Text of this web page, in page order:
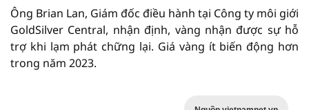
Ông Brian Lan, Giám đốc điều hành tại Công ty môi giới
GoldSilver Central, nhận định, vàng nhận được sự hỗ
trợ khi lạm phát chững lại. Giá vàng ít biến động hơn
trong năm 2023.